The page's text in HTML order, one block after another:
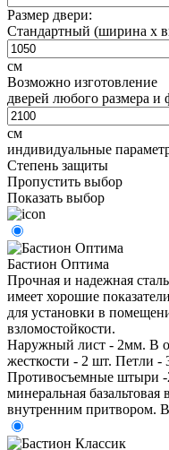
Размер двери:
Стандартный (ширина х
см
Возможно изготовление
дверей любого размера и
см
индивидуальные
Степень защиты
Пропустить выбор
Показать выбор
Бастион Оптима
Прочная и надежная
имеет хорошие
для установки в
взломостойкости.
Наружный лист - 2мм. В
жесткости - 2 шт. Петли -
Противосъемные штыри -
минеральная
внутренним притвором.